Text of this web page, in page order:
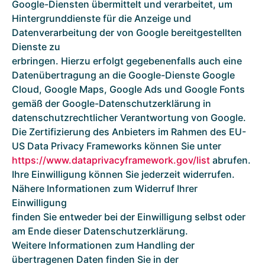
Google-Diensten übermittelt und verarbeitet, um
Hintergrunddienste für die Anzeige und
Datenverarbeitung der von Google bereitgestellten
Dienste zu
erbringen. Hierzu erfolgt gegebenenfalls auch eine
Datenübertragung an die Google-Dienste Google
Cloud, Google Maps, Google Ads und Google Fonts
gemäß der Google-Datenschutzerklärung in
datenschutzrechtlicher Verantwortung von Google.
Die Zertifizierung des Anbieters im Rahmen des EU-
US Data Privacy Frameworks können Sie unter
https://www.dataprivacyframework.gov/list abrufen.
Ihre Einwilligung können Sie jederzeit widerrufen.
Nähere Informationen zum Widerruf Ihrer
Einwilligung
finden Sie entweder bei der Einwilligung selbst oder
am Ende dieser Datenschutzerklärung.
Weitere Informationen zum Handling der
übertragenen Daten finden Sie in der